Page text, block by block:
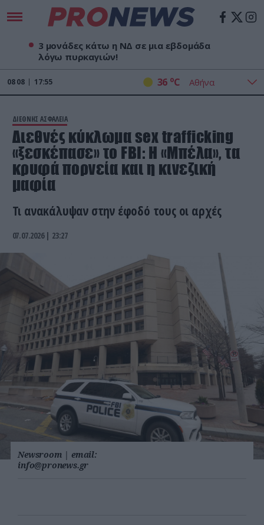
3 μονάδες κάτω η ΝΔ σε μια εβδομάδα
λόγω πυρκαγιών!
08 08 17:55 36 oC
ΔΙΕΘΝΗΣ ΑΣΦΑΛΕΙΑ
Διεθνές κύκλωμα sex trafficking
«ξεσκέπασε» το FBI: Η «Μπέλα», τα
κρυφά πορνεία και η κινεζική
μαφία
Τι ανακάλυψαν στην έφοδό τους οι αρχές
07.07.2026 | 23:27
Newsroom | email:
info@pronews.gr